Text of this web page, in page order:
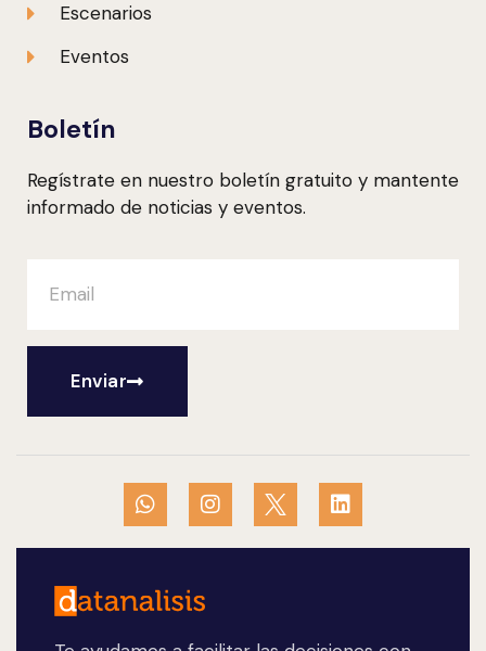
Escenarios
Eventos
Boletín
Regístrate en nuestro boletín gratuito y mantente
informado de noticias y eventos.
Enviar